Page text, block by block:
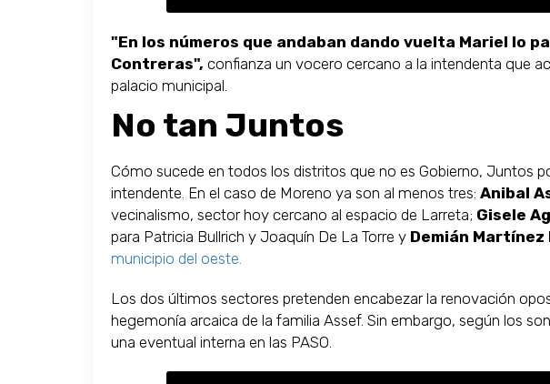
"En los números que andaban dando vuelta Mariel lo
Contreras", confianza un vocero cercano a la intendenta que
palacio municipal.
No tan Juntos
Cómo sucede en todos los distritos que no es Gobierno, Juntos
intendente. En el caso de Moreno ya son al menos tres: Anibal
vecinalismo, sector hoy cercano al espacio de Larreta; Gisele
para Patricia Bullrich y Joaquín De La Torre y Demián Martínez
municipio del oeste.
Los dos últimos sectores pretenden encabezar la renovación
hegemonía arcaica de la familia Assef. Sin embargo, según los
una eventual interna en las PASO.